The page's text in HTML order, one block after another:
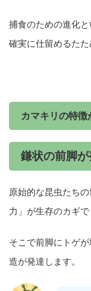
捕食のための進化
確実に仕留めるたた
カマキリの特
鎌状の前脚
原始的な昆虫たち
力」が生存のカギで
そこで前脚にトゲ
造が発達します。